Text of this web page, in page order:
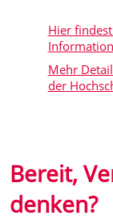
Hier
Mehr
der
Bereit,
denken?